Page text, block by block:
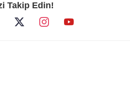
Erkan Aydın: "Hiçbir mahalleye ayrım
Takip Edin!